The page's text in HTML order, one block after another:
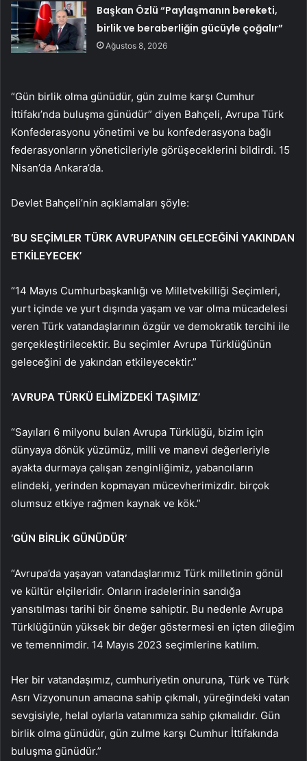
Başkan Özlü “Paylaşmanın bereketi,
birlik ve beraberliğin gücüyle çoğalır”
Ağustos 8, 2026
“Gün birlik olma günüdür, gün zulme karşı Cumhur
İttifakı’nda buluşma günüdür” diyen Bahçeli, Avrupa Türk
Konfederasyonu yönetimi ve bu konfederasyona bağlı
federasyonların yöneticileriyle görüşeceklerini bildirdi. 15
Nisan’da Ankara’da.
Devlet Bahçeli’nin açıklamaları şöyle:
‘BU SEÇİMLER TÜRK AVRUPA’NIN GELECEĞİNİ YAKINDAN
ETKİLEYECEK’
“14 Mayıs Cumhurbaşkanlığı ve Milletvekilliği Seçimleri,
yurt içinde ve yurt dışında yaşam ve var olma mücadelesi
veren Türk vatandaşlarının özgür ve demokratik tercihi ile
gerçekleştirilecektir. Bu seçimler Avrupa Türklüğünün
geleceğini de yakından etkileyecektir.”
‘AVRUPA TÜRKÜ ELİMİZDEKİ TAŞIMIZ’
“Sayıları 6 milyonu bulan Avrupa Türklüğü, bizim için
dünyaya dönük yüzümüz, milli ve manevi değerleriyle
ayakta durmaya çalışan zenginliğimiz, yabancıların
elindeki, yerinden kopmayan mücevherimizdir. birçok
olumsuz etkiye rağmen kaynak ve kök.”
‘GÜN BİRLİK GÜNÜDÜR’
“Avrupa’da yaşayan vatandaşlarımız Türk milletinin gönül
ve kültür elçileridir. Onların iradelerinin sandığa
yansıtılması tarihi bir öneme sahiptir. Bu nedenle Avrupa
Türklüğünün yüksek bir değer göstermesi en içten dileğim
ve temennimdir. 14 Mayıs 2023 seçimlerine katılım.
Her bir vatandaşımız, cumhuriyetin onuruna, Türk ve Türk
Asrı Vizyonunun amacına sahip çıkmalı, yüreğindeki vatan
sevgisiyle, helal oylarla vatanımıza sahip çıkmalıdır. Gün
birlik olma günüdür, gün zulme karşı Cumhur İttifakında
buluşma günüdür.”